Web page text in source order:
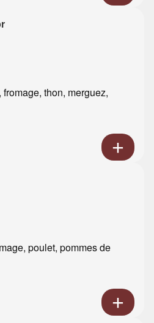
thon, merguez,
poulet, pommes de